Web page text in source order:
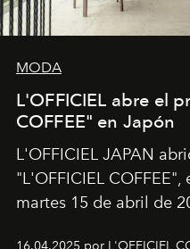
MODA
L'OFFICIEL abre el
COFFEE" en Japón
L'OFFICIEL JAPAN
"L'OFFICIEL
martes 15 de abril de